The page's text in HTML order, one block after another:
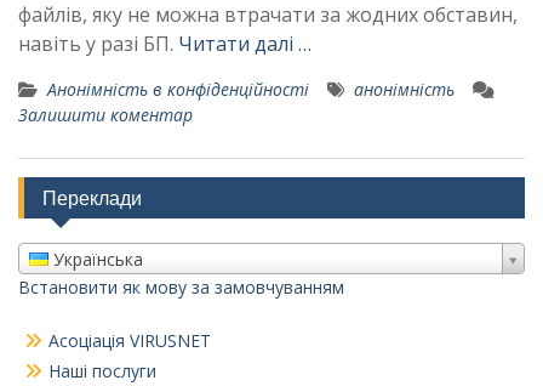
файлів, яку не можна втрачати за жодних обставин,
навіть у разі БП. Читати далі …
Анонімність в конфіденційності
анонімність
Залишити коментар
Переклади
Українська
Встановити як мову за замовчуванням
Асоціація VIRUSNET
Наші послуги